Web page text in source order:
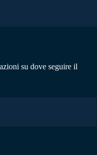
su dove seguire il